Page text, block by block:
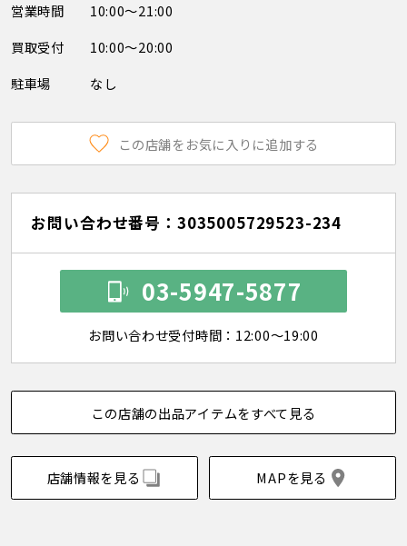
営業時間
10:00～21:00
買取受付
10:00～20:00
駐車場
なし
この店舗をお気に入りに追加する
お問い合わせ番号：3035005729523-234
03-5947-5877
お問い合わせ受付時間：12:00～19:00
この店舗の出品アイテムをすべて見る
店舗情報を見る MAPを見る